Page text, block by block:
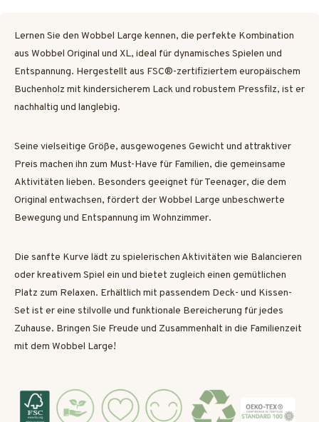
Lernen Sie den Wobbel Large kennen, die perfekte Kombination
aus Wobbel Original und XL, ideal für dynamisches Spielen und
Entspannung. Hergestellt aus FSC®-zertifiziertem europäischem
Buchenholz mit kindersicherem Lack und robustem Pressfilz, ist er
nachhaltig und langlebig.
Seine vielseitige Größe, ausgewogenes Gewicht und attraktiver
Preis machen ihn zum Must-Have für Familien, die gemeinsame
Aktivitäten lieben. Besonders geeignet für Teenager, die dem
Original entwachsen, fördert der Wobbel Large unbeschwerte
Bewegung und Entspannung im Wohnzimmer.
Die sanfte Kurve lädt zu spielerischen Aktivitäten wie Balancieren
oder kreativem Spiel ein und bietet zugleich einen gemütlichen
Platz zum Relaxen. Erhältlich mit passendem Deck- und Kissen-
Set ist er eine stilvolle und funktionale Bereicherung für jedes
Zuhause. Bringen Sie Freude und Zusammenhalt in die Familienzeit
mit dem Wobbel Large!